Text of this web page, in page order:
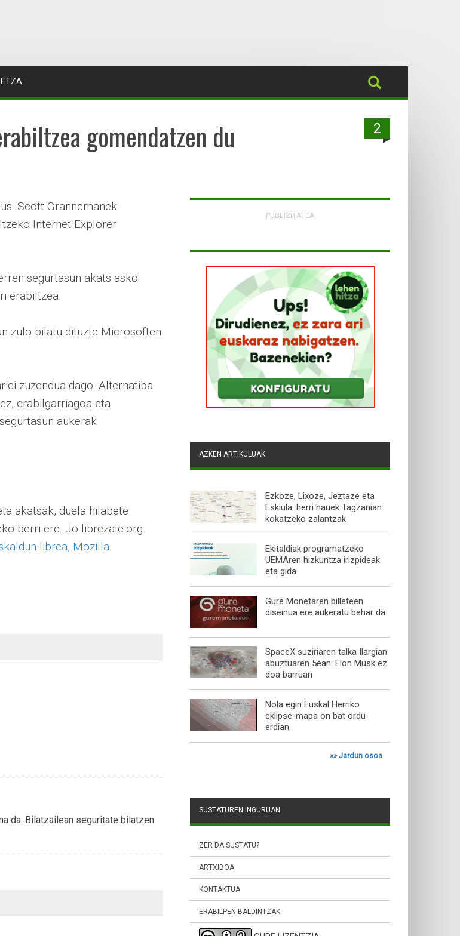
2
gomendatzen du
Scott Grannemanek
Internet Explorer
segurtasun akats asko
erabiltzea.
zulo bilatu dituzte Microsoften
zuzendua dago. Alternatiba
erabilgarriagoa eta
aukerak
akatsak, duela hilabete
berri ere. Jo librezale.org
librea, Mozilla.
da. Bilatzailean seguritate bilatzen
PUBLIZITATEA
AZKEN ARTIKULUAK
Ezkoze, Lixoze, Jeztaze eta
Eskiula: herri hauek Tagzanian
kokatzeko zalantzak
Ekitaldiak programatzeko
UEMAren hizkuntza irizpideak
eta gida
Gure Monetaren billeteen
diseinua ere aukeratu behar da
SpaceX suziriaren talka Ilargian
abuztuaren 5ean: Elon Musk ez
doa barruan
Nola egin Euskal Herriko
eklipse-mapa on bat ordu
erdian
»»Jardun osoa
SUSTATUREN INGURUAN
ZER DA SUSTATU?
ARTXIBOA
KONTAKTUA
ERABILPEN BALDINTZAK